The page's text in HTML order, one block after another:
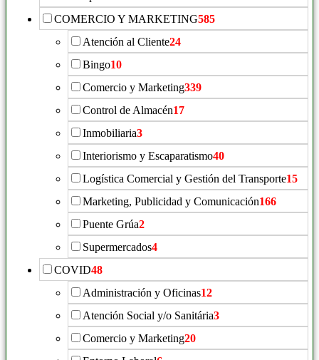
COMERCIO Y MARKETING585
Atención al Cliente24
Bingo10
Comercio y Marketing339
Control de Almacén17
Inmobiliaria3
Interiorismo y Escaparatismo40
Logística Comercial y Gestión del Transporte15
Marketing, Publicidad y Comunicación166
Puente Grúa2
Supermercados4
COVID48
Administración y Oficinas12
Atención Social y/o Sanitária3
Comercio y Marketing20